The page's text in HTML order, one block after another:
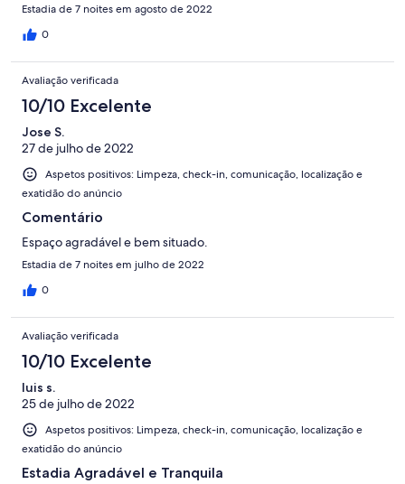
Estadia de 7 noites em agosto de 2022
0
Avaliação verificada
10/10 Excelente
Jose S.
27 de julho de 2022
Aspetos positivos: Limpeza, check-in, comunicação, localização e
exatidão do anúncio
Comentário
Espaço agradável e bem situado.
Estadia de 7 noites em julho de 2022
0
Avaliação verificada
10/10 Excelente
luis s.
25 de julho de 2022
Aspetos positivos: Limpeza, check-in, comunicação, localização e
exatidão do anúncio
Estadia Agradável e Tranquila